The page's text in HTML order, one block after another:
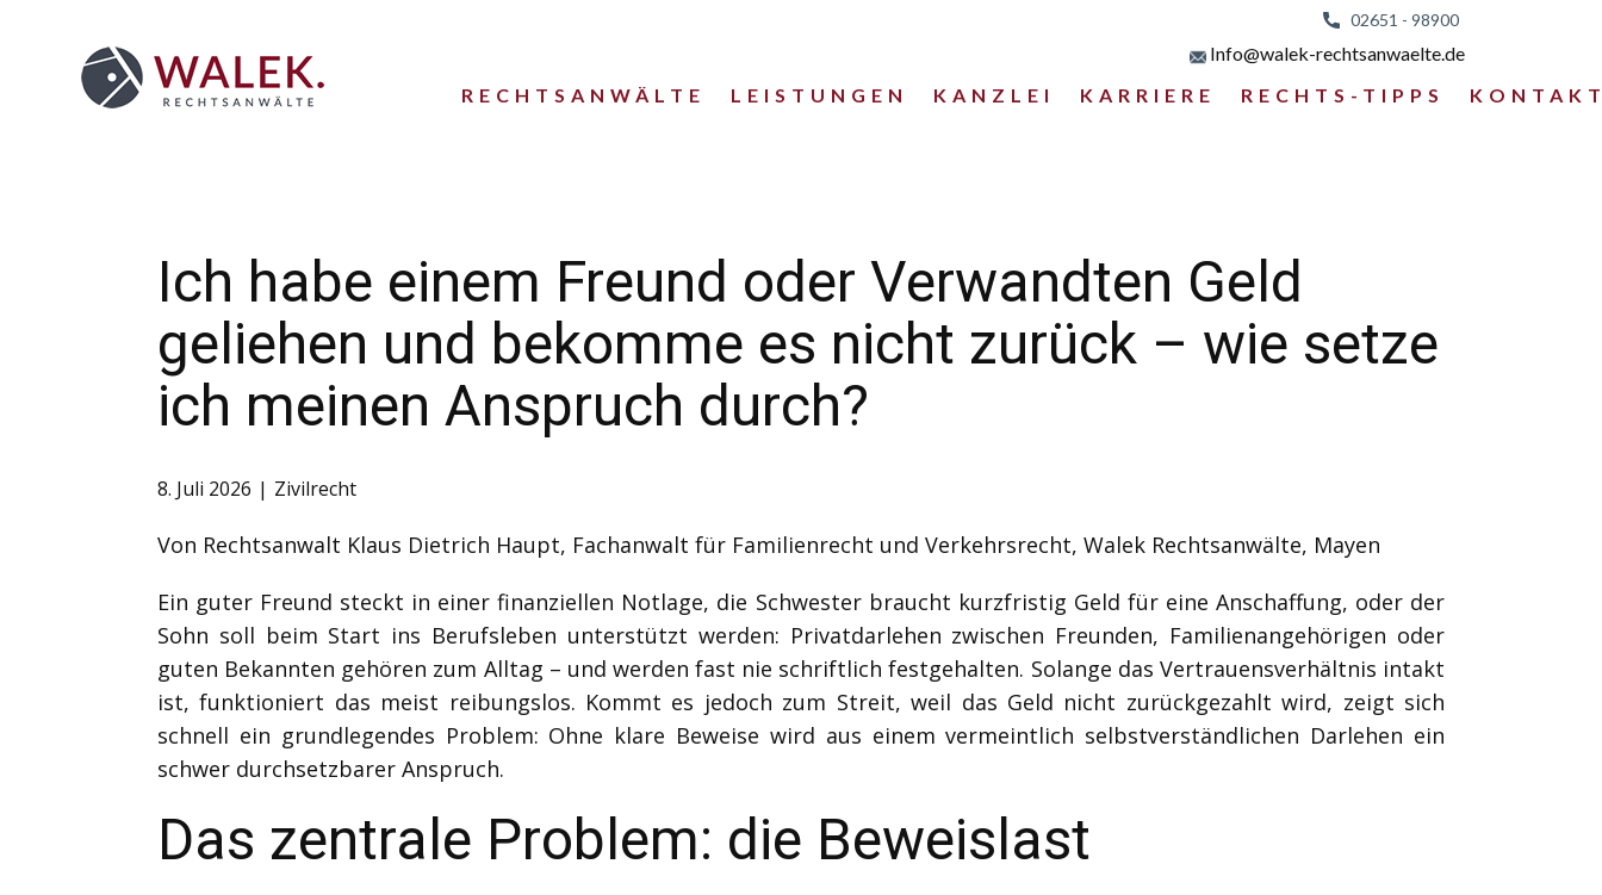
02651 - 98900
RECHTSANWÄLTE LEISTUNGEN KANZLEI KARRIERE RECHTS-TIPPS
Info@walek-rechtsanwaelte.de
Ich habe einem Freund oder Verwandten Geld
geliehen und bekomme es nicht zurück – wie setze
ich meinen Anspruch durch?
8. Juli 2026 Zivilrecht
Von Rechtsanwalt Klaus Dietrich Haupt, Fachanwalt für Familienrecht und Verkehrsrecht, Walek Rechtsanwälte, Mayen
Ein guter Freund steckt in einer finanziellen Notlage, die Schwester braucht kurzfristig Geld für eine Anschaffung, oder der
Sohn soll beim Start ins Berufsleben unterstützt werden: Privatdarlehen zwischen Freunden, Familienangehörigen oder
guten Bekannten gehören zum Alltag – und werden fast nie schriftlich festgehalten. Solange das Vertrauensverhältnis intakt
ist, funktioniert das meist reibungslos. Kommt es jedoch zum Streit, weil das Geld nicht zurückgezahlt wird, zeigt sich
schnell ein grundlegendes Problem: Ohne klare Beweise wird aus einem vermeintlich selbstverständlichen Darlehen ein
schwer durchsetzbarer Anspruch.
Das zentrale Problem: die Beweislast